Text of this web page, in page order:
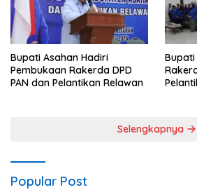
Bupati Asahan Hadiri
Pembukaan Rakerda DPD
PAN dan Pelantikan Relawan
Bupati
Selengkapnya
Popular Post